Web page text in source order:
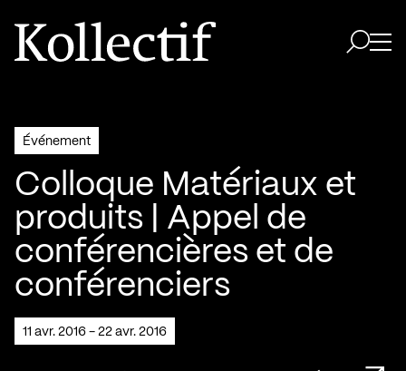
Aller à la page d'accueil
Logo Kollectif
Événement
Colloque Matériaux et
produits | Appel de
conférencières et de
conférenciers
11 avr. 2016 - 22 avr. 2016